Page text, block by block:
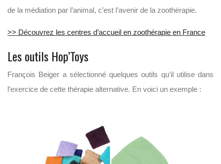
de la médiation par l’animal, c’est l’avenir de la zoothérapie.
>> Découvrez les centres d’accueil en zoothérapie en France
Les outils Hop’Toys
François Beiger a sélectionné quelques outils qu’il utilise dans
l’exercice de cette thérapie alternative. En voici un exemple :